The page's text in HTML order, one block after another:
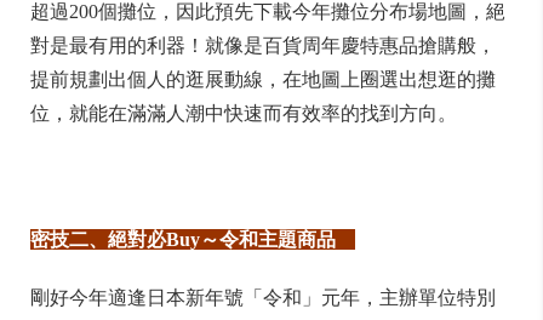
超過200個攤位，因此預先下載今年攤位分布場地圖，絕
對是最有用的利器！就像是百貨周年慶特惠品搶購般，
提前規劃出個人的逛展動線，在地圖上圈選出想逛的攤
位，就能在滿滿人潮中快速而有效率的找到方向。
密技二、絕對必Buy～令和主題商品
剛好今年適逢日本新年號「令和」元年，主辦單位特別